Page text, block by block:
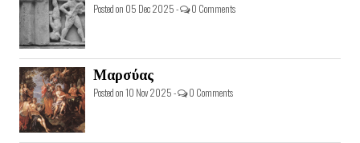
Posted on 05 Dec 2025 - 0 Comments
Μαρσύας
Posted on 10 Nov 2025 - 0 Comments